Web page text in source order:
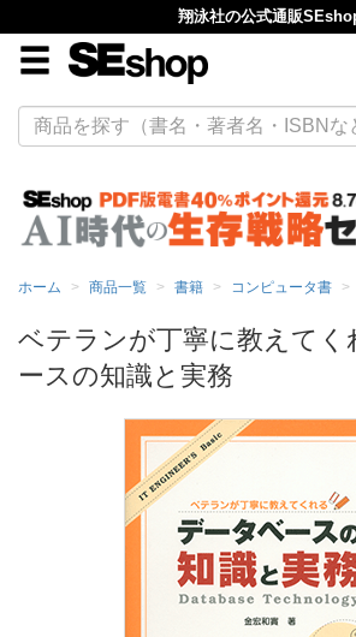
翔泳社の公式通販
ホーム 商品一覧 書籍 コンピュータ書
ベテランが丁寧に教えてく
ースの知識と実務